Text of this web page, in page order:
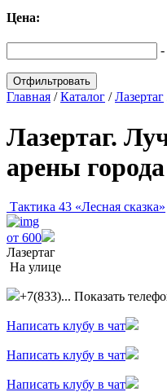
Цена:
-
Главная /Каталог /Лазертаг
Лазертаг.
арены
Тактика 43 «Лесная сказка»
от 600
Лазертаг
На улице
+7(833)... Показать
Написать клубу в чат
Написать клубу в чат
Написать клубу в чат